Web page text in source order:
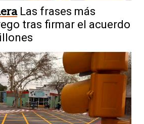
Las frases más
tras firmar el acuerdo